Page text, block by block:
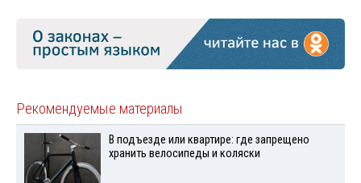
Рекомендуемые материалы
В подъезде или квартире: где запрещено
хранить велосипеды и коляски